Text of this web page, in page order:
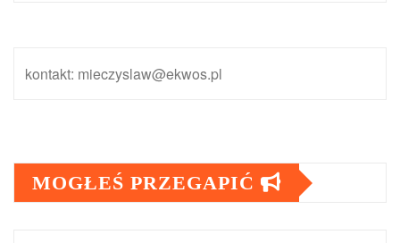
kontakt: mieczyslaw@ekwos.pl
MOGŁEŚ PRZEGAPIĆ